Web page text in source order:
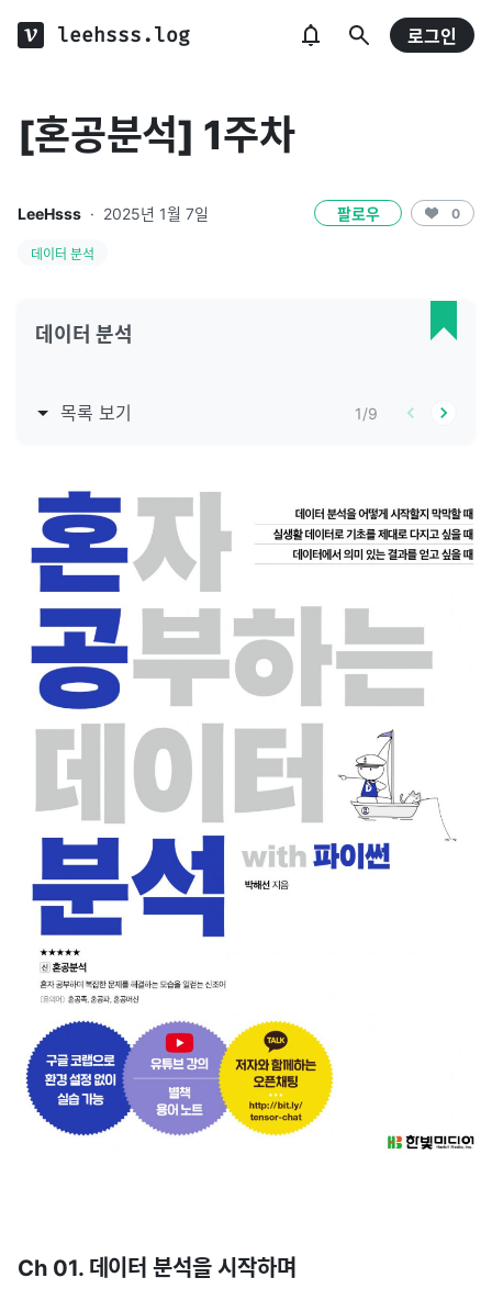
leehsss.log 로그인
[혼공분석] 1주차
LeeHsss · 2025년 1월 7일 팔로우 0
데이터 분석
데이터 분석
목록 보기 1/9
Ch 01. 데이터 분석을 시작하며